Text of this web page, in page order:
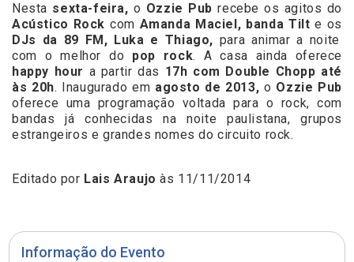
Informação do Evento
Nesta sexta-feira, o Ozzie Pubrecebe os agitos do
Acústico Rock com Amanda Maciel, banda Tilte os
DJs da 89 FM, Luka e Thiago, para animar a noite
com o melhor do pop rock. A casa ainda oferece
happy hour a partir das 17h com Double Chopp até
às 20h. Inaugurado em agosto de 2013, o Ozzie Pub
oferece uma programação voltada para o rock, com
bandas já conhecidas na noite paulistana, grupos
estrangeiros e grandes nomes do circuito rock.
Editado por Lais Araujo às 11/11/2014